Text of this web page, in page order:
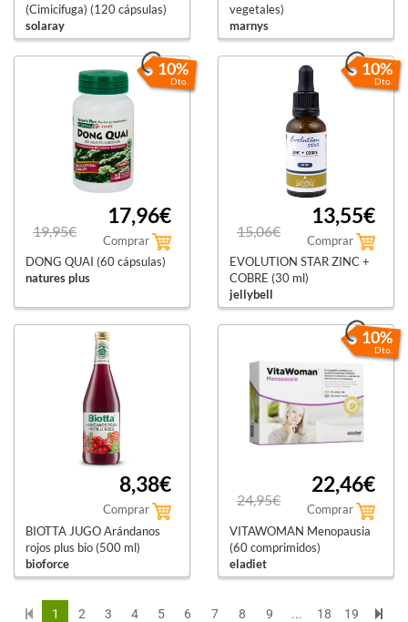
(Cimicifuga) (120 cápsulas)
solaray
vegetales)
marnys
10%
Dto.
19,95€
17,96€
Comprar
DONG QUAI (60 cápsulas)
natures plus
10%
Dto.
15,06€
13,55€
Comprar
EVOLUTION STAR ZINC +
COBRE (30 ml)
jellybell
8,38€
Comprar
BIOTTA JUGO Arándanos
rojos plus bio (500 ml)
bioforce
10%
Dto.
24,95€
22,46€
Comprar
VITAWOMAN Menopausia
(60 comprimidos)
eladiet
1 2 3 4 5 6 7 8 9 ... 18 19